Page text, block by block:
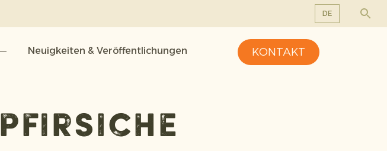
DE
Neuigkeiten & Veröffentlichungen KONTAKT
Pfirsiche